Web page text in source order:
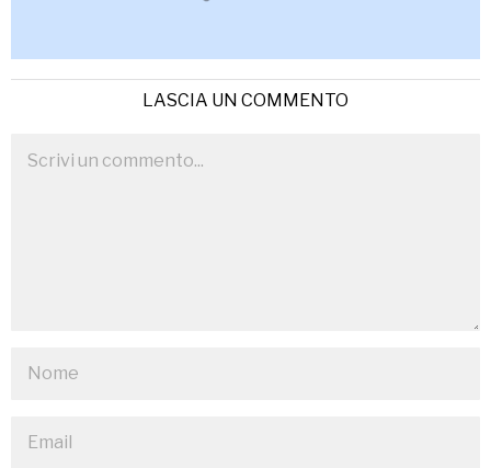
LASCIA UN COMMENTO